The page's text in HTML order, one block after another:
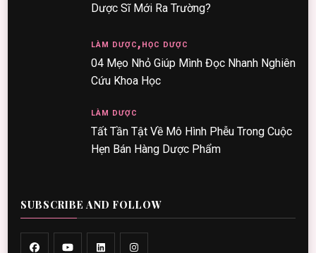
Dược Sĩ Mới Ra Trường?
LÀM DƯỢC HỌC DƯỢC
04 Mẹo Nhỏ Giúp Mình Đọc Nhanh Nghiên
Cứu Khoa Học
LÀM DƯỢC
Tất Tần Tật Về Mô Hình Phễu Trong Cuộc
Hẹn Bán Hàng Dược Phẩm
SUBSCRIBE AND FOLLOW